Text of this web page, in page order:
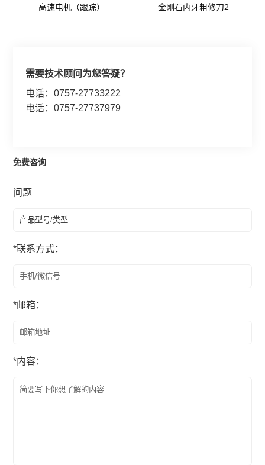
高速电机（跟踪） 金刚石内牙粗修刀2
需要技术顾问为您答疑？
电话：0757-27733222
电话：0757-27737979
免费咨询
问题
*联系方式：
*邮箱：
*内容：